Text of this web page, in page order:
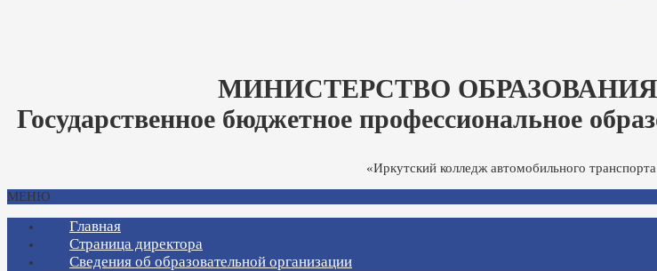
МИНИСТЕРСТВО
Государственное бюджетное профессиональное
«Иркутский колледж автомобильного
МЕНЮ
Главная
Страница директора
Сведения об образовательной организации